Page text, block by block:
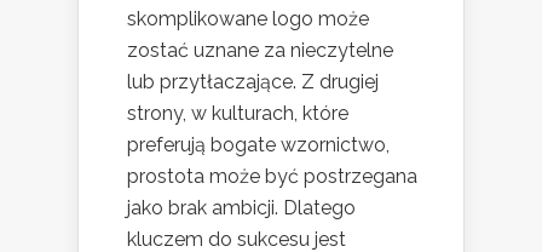
skomplikowane logo może
zostać uznane za nieczytelne
lub przytłaczające. Z drugiej
strony, w kulturach, które
preferują bogate wzornictwo,
prostota może być postrzegana
jako brak ambicji. Dlatego
kluczem do sukcesu jest